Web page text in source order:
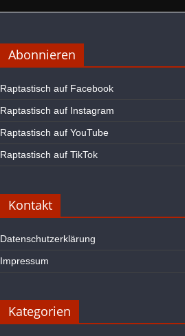
Abonnieren
Raptastisch auf Facebook
Raptastisch auf Instagram
Raptastisch auf YouTube
Raptastisch auf TikTok
Kontakt
Datenschutzerklärung
Impressum
Kategorien